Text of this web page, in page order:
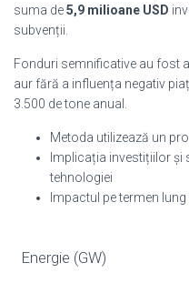
suma de5,9 milioane USD
subvenții.
Fonduri semnificative au fost
aur fără a influența negativ
3.500 de tone anual.
Metoda utilizează un
Implicația investițiilor și
tehnologiei
Impactul pe termen
Energie (GW)